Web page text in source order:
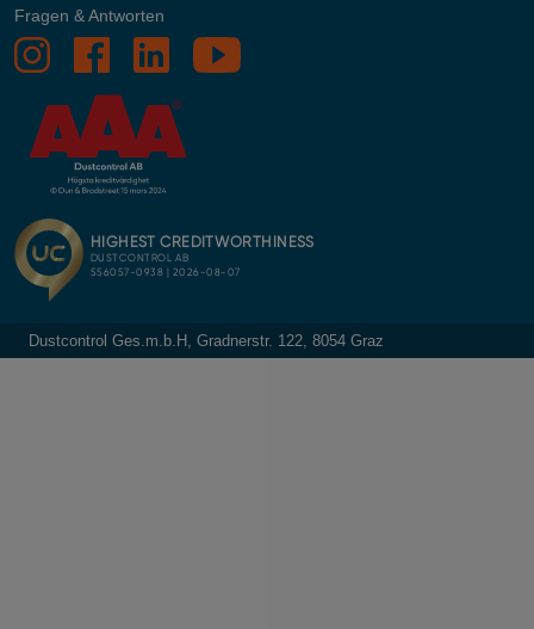
Fragen & Antworten
Dustcontrol Ges.m.b.H, Gradnerstr. 122, 8054 Graz